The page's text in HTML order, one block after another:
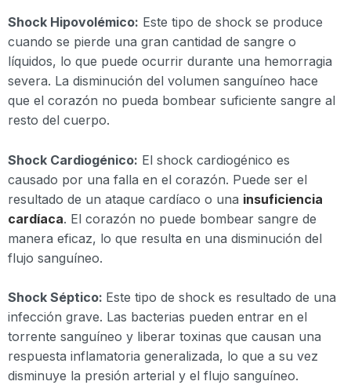
Shock Hipovolémico: Este tipo de shock se produce
cuando se pierde una gran cantidad de sangre o
líquidos, lo que puede ocurrir durante una hemorragia
severa. La disminución del volumen sanguíneo hace
que el corazón no pueda bombear suficiente sangre al
resto del cuerpo.
Shock Cardiogénico: El shock cardiogénico es
causado por una falla en el corazón. Puede ser el
resultado de un ataque cardíaco o una insuficiencia
cardíaca. El corazón no puede bombear sangre de
manera eficaz, lo que resulta en una disminución del
flujo sanguíneo.
Shock Séptico: Este tipo de shock es resultado de una
infección grave. Las bacterias pueden entrar en el
torrente sanguíneo y liberar toxinas que causan una
respuesta inflamatoria generalizada, lo que a su vez
disminuye la presión arterial y el flujo sanguíneo.